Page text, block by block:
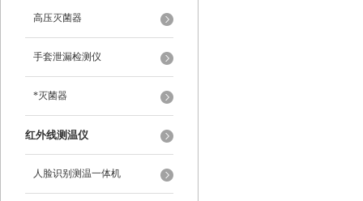
高压灭菌器
手套泄漏检测仪
*灭菌器
红外线测温仪
人脸识别测温一体机